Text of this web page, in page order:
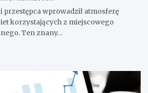
przestępca wprowadził atmosferę
korzystających z miejscowego
Ten znany…